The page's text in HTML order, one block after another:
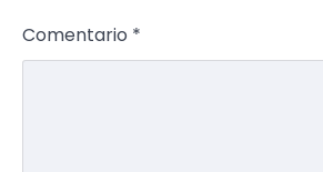
Comentario *